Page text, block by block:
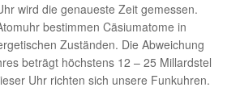
wird die genaueste Zeit gemessen.
bestimmen Cäsiumatome in
Zuständen. Die Abweichung
beträgt höchstens 12 – 25 Millardstel
Uhr richten sich unsere Funkuhren.